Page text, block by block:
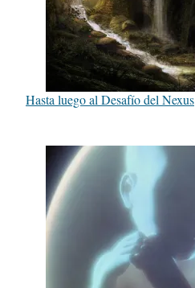
Hasta luego al Desafío del Nexus